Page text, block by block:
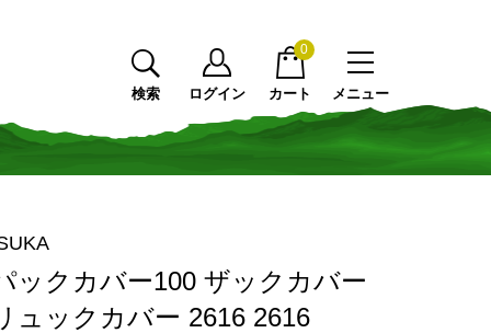
メニュー
検索 ログイン カート
0
ックカバー100 ザックカバー
ュックカバー 2616 2616